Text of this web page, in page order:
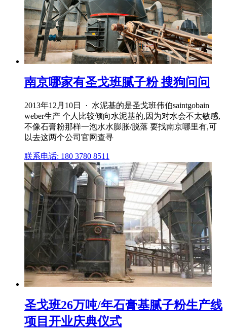
南京哪家有圣戈班腻子粉 搜狗问问
2013年12月10日 · 水泥基的是圣戈班伟伯saintgobain
weber生产 个人比较倾向水泥基的,因为对水会不太敏感,
不像石膏粉那样一泡水水膨胀/脱落 要找南京哪里有,可
以去这两个公司官网查寻
联系电话: 180 3780 8511
圣戈班26万吨/年石膏基腻子粉生产线
项目开业庆典仪式